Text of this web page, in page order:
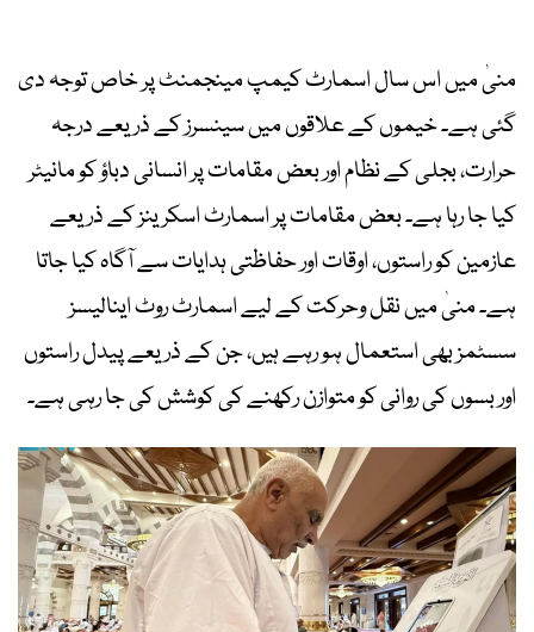
منیٰ میں اس سال اسمارٹ کیمپ مینجمنٹ پر خاص توجہ دی
گئی ہے۔ خیموں کے علاقوں میں سینسرز کے ذریعے درجہ
حرارت، بجلی کے نظام اور بعض مقامات پر انسانی دباؤ کو مانیٹر
کیا جا رہا ہے۔ بعض مقامات پر اسمارٹ اسکرینز کے ذریعے
عازمین کو راستوں، اوقات اور حفاظتی ہدایات سے آگاہ کیا جاتا
ہے۔ منیٰ میں نقل وحرکت کے لیے اسمارٹ روٹ اینالیسز
سسٹمز بھی استعمال ہو رہے ہیں، جن کے ذریعے پیدل راستوں
اور بسوں کی روانی کو متوازن رکھنے کی کوشش کی جا رہی ہے۔